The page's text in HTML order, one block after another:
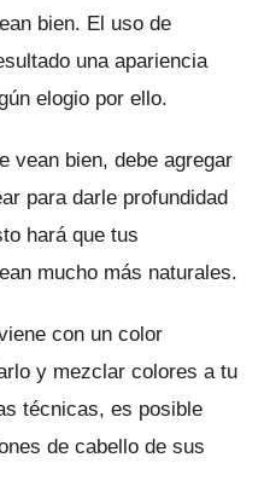
bien. El uso de
una apariencia
elogio por ello.
vean bien, debe agregar
para darle profundidad
hará que tus
mucho más naturales.
con un color
y mezclar colores a tu
técnicas, es posible
de cabello de sus